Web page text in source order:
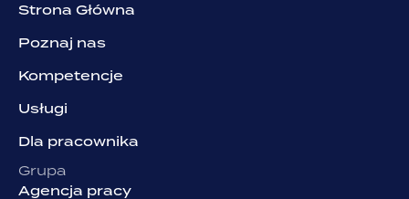
Strona Główna
Poznaj nas
Kompetencje
Usługi
Dla pracownika
Grupa
Agencja pracy